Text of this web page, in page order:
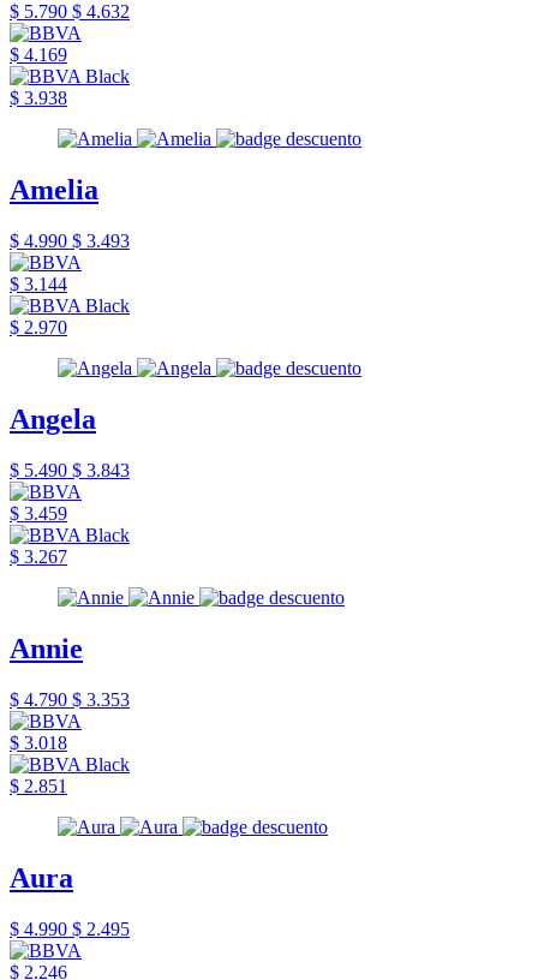
$ 5.790 $ 4.632
$ 4.169
$ 3.938
Amelia
$ 4.990 $ 3.493
$ 3.144
$ 2.970
Angela
$ 5.490 $ 3.843
$ 3.459
$ 3.267
Annie
$ 4.790 $ 3.353
$ 3.018
$ 2.851
Aura
$ 4.990 $ 2.495
$ 2.246